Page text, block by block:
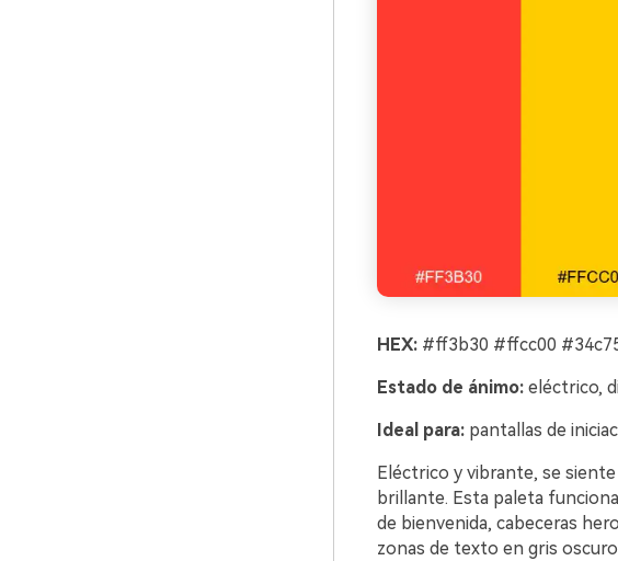
HEX:#ff3b30 #ffcc00
Estado de ánimo:eléctrico,
Ideal para:pantallas de
Eléctrico y vibrante, se
brillante. Esta paleta
de bienvenida, cabeceras
zonas de texto en gris